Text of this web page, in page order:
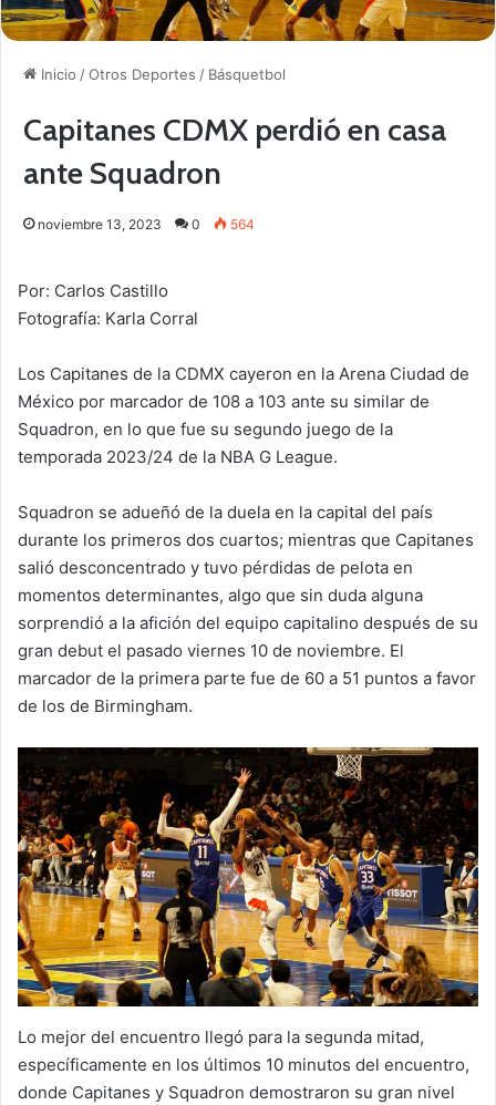
Inicio /Otros Deportes / Básquetbol
Capitanes CDMX perdió en casa
ante Squadron
noviembre 13, 2023 0 564
Por: Carlos Castillo
Fotografía: Karla Corral
Los Capitanes de la CDMX cayeron en la Arena Ciudad de
México por marcador de 108 a 103 ante su similar de
Squadron, en lo que fue su segundo juego de la
temporada 2023/24 de la NBA G League.
Squadron se adueñó de la duela en la capital del país
durante los primeros dos cuartos; mientras que Capitanes
salió desconcentrado y tuvo pérdidas de pelota en
momentos determinantes, algo que sin duda alguna
sorprendió a la afición del equipo capitalino después de su
gran debut el pasado viernes 10 de noviembre. El
marcador de la primera parte fue de 60 a 51 puntos a favor
de los de Birmingham.
Lo mejor del encuentro llegó para la segunda mitad,
específicamente en los últimos 10 minutos del encuentro,
donde Capitanes y Squadron demostraron su gran nivel